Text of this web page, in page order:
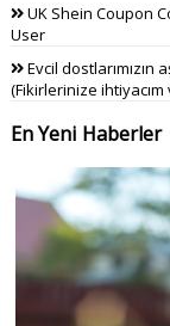
UK Shein Coupon
User
Evcil dostlarımızın
(Fikirlerinize ihtiyacım
En Yeni Haberler